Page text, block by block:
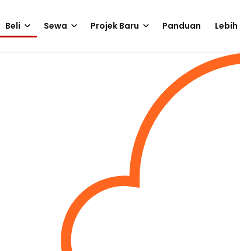
Beli Sewa Projek Baru Panduan Lebih